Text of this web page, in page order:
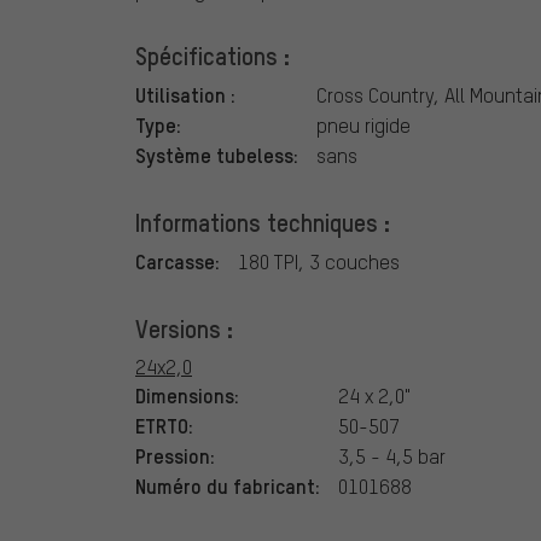
Spécifications :
Utilisation : Cross Country, All
Type: pneu rigide
Système tubeless: sans
Informations techniques :
Carcasse: 180 TPI, 3 couches
Versions :
24x2,0
Dimensions: 24 x 2,0"
ETRTO: 50-507
Pression: 3,5 - 4,5 bar
Numéro du fabricant: 0101688